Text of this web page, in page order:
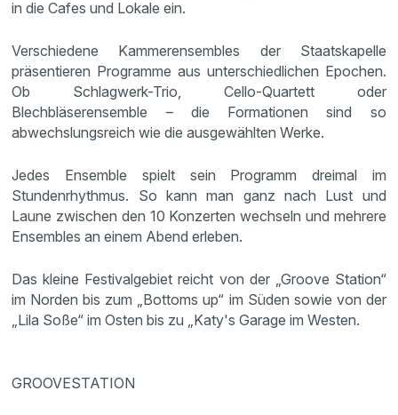
in die Cafes und Lokale ein.
Verschiedene Kammerensembles der Staatskapelle
präsentieren Programme aus unterschiedlichen Epochen.
Ob Schlagwerk-Trio, Cello-Quartett oder
Blechbläserensemble – die Formationen sind so
abwechslungsreich wie die ausgewählten Werke.
Jedes Ensemble spielt sein Programm dreimal im
Stundenrhythmus. So kann man ganz nach Lust und
Laune zwischen den 10 Konzerten wechseln und mehrere
Ensembles an einem Abend erleben.
Das kleine Festivalgebiet reicht von der „Groove Station“
im Norden bis zum „Bottoms up“ im Süden sowie von der
„Lila Soße“ im Osten bis zu „Katy's Garage im Westen.
GROOVESTATION